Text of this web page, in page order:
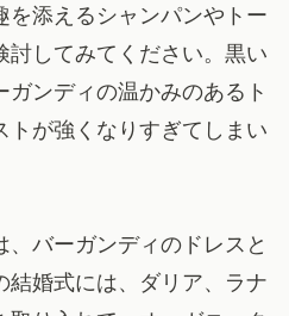
を添えるシャンパンやトー
討してみてください。黒い
ンディの温かみのあるト
トが強くなりすぎてしまい
バーガンディのドレスと
結婚式には、ダリア、ラナ